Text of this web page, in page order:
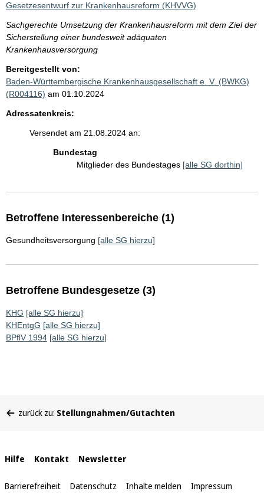
Gesetzesentwurf zur Krankenhausreform (KHVVG)
Sachgerechte Umsetzung der Krankenhausreform mit dem Ziel der
Sicherstellung einer bundesweit adäquaten
Krankenhausversorgung
Bereitgestellt von:
Baden-Württembergische Krankenhausgesellschaft e. V. (BWKG)
(R004116) am 01.10.2024
Adressatenkreis:
Versendet am 21.08.2024 an:
Bundestag
Mitglieder des Bundestages [alle SG dorthin]
Betroffene Interessenbereiche (1)
Gesundheitsversorgung [alle SG hierzu]
Betroffene Bundesgesetze (3)
KHG [alle SG hierzu]
KHEntgG [alle SG hierzu]
BPflV 1994 [alle SG hierzu]
befinden
zurück zu: Stellungnahmen/Gutachten
Interne
Links
Hilfe Kontakt Newsletter
Barrierefreiheit Datenschutz Inhalte melden Impressum